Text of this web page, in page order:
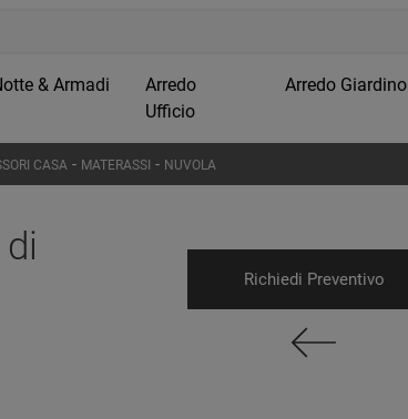
& Armadi
Arredo
Ufficio
Arredo Giardino
CASA- MATERASSI - NUVOLA
Richiedi Preventivo